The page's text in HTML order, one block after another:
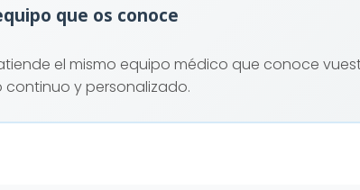
que os conoce
el mismo equipo médico que conoce
continuo y personalizado.